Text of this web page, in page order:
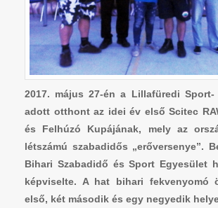
2017. május 27-én a Lillafüredi Sport-
adott otthont az idei év első Scitec
és Felhúzó Kupájának, mely az
létszámú szabadidős „erőversenye”.
Bihari Szabadidő és Sport Egyesület
képviselte. A hat bihari fekvenyomó
első, két második és egy negyedik